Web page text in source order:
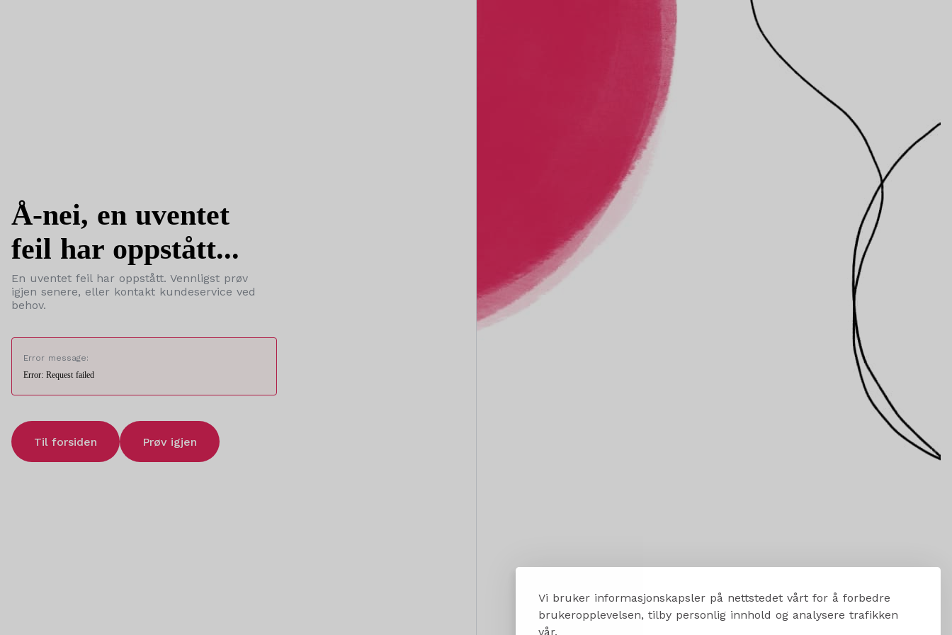
Vi bruker informasjonskapsler på nettstedet vårt for å forbedre
brukeropplevelsen, tilby personlig innhold og analysere trafikken
vår.
Å-nei, en uventet
feil har oppstått...
En uventet feil har oppstått. Vennligst prøv
igjen senere, eller kontakt kundeservice ved
behov.
Error message:
Error: Request failed
Til forsiden Prøv igjen